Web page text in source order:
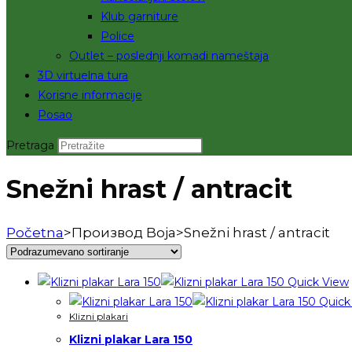
Klub garniture
Police
Outlet – poslednji komadi nameštaja
3D virtuelna tura
Korisne informacije
Posao
Pretraga
Snežni hrast / antracit
Početna>Производ Boja>Snežni hrast / antracit
Quick View
Klizni plakari
Klizni plakar Lara 150